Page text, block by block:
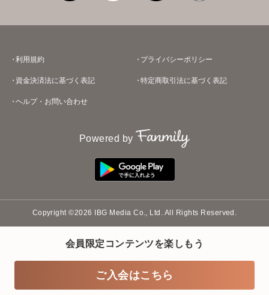
会員限定コンテンツを楽しもう
ご入会はこちら
利用規約 プライバシーポリシー
資金決済法に基づく表記 特定商取引法に基づく表記
ヘルプ・お問い合わせ
Powered by
Copyright ©2026 IBG Media Co., Ltd. All Rights Reserved.